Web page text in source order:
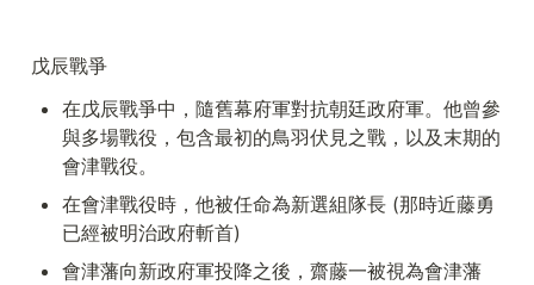
戊辰戰爭
在戊辰戰爭中，隨舊幕府軍對抗朝廷政府軍。他曾參
與多場戰役，包含最初的鳥羽伏見之戰，以及末期的
會津戰役。
在會津戰役時，他被任命為新選組隊長 (那時近藤勇
已經被明治政府斬首)
會津藩向新政府軍投降之後，齋藤一被視為會津藩